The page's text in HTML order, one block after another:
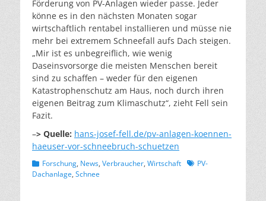
Förderung von PV-Anlagen wieder passe. Jeder
könne es in den nächsten Monaten sogar
wirtschaftlich rentabel installieren und müsse nie
mehr bei extremem Schneefall aufs Dach steigen.
„Mir ist es unbegreiflich, wie wenig
Daseinsvorsorge die meisten Menschen bereit
sind zu schaffen – weder für den eigenen
Katastrophenschutz am Haus, noch durch ihren
eigenen Beitrag zum Klimaschutz“, zieht Fell sein
Fazit.
–> Quelle: hans-josef-fell.de/pv-anlagen-koennen-
haeuser-vor-schneebruch-schuetzen
Kategorien
Forschung, News, Verbraucher, Wirtschaft Schlagworte
PV-
Dachanlage, Schnee